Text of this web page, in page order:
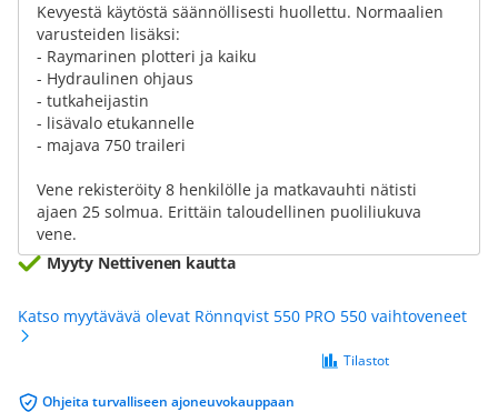
Kevyestä käytöstä säännöllisesti huollettu. Normaalien
varusteiden lisäksi:
- Raymarinen plotteri ja kaiku
- Hydraulinen ohjaus
- tutkaheijastin
- lisävalo etukannelle
- majava 750 traileri
Vene rekisteröity 8 henkilölle ja matkavauhti nätisti
ajaen 25 solmua. Erittäin taloudellinen puoliliukuva
vene.
Myyty Nettivenen kautta
Katso myytävävä olevat Rönnqvist 550 PRO 550 vaihtoveneet
Ohjeita turvalliseen ajoneuvokauppaan
Tilastot